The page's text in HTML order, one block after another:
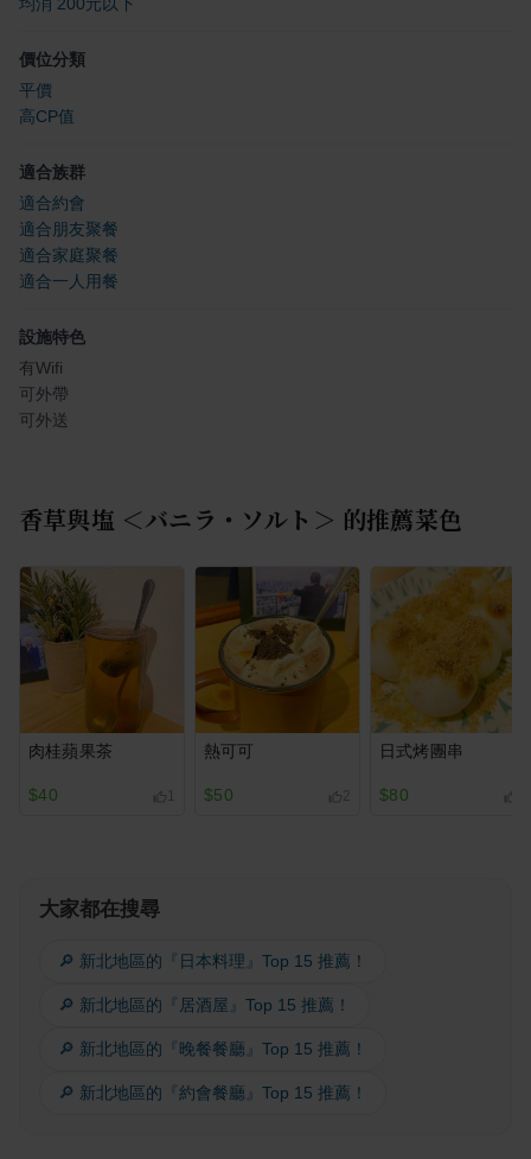
價位分類
平價
高CP值
適合族群
適合約會
適合朋友聚餐
適合家庭聚餐
適合一人用餐
設施特色
有Wifi
可外帶
可外送
香草與塩 ＜バニラ・ソルト＞ 的推薦菜色
肉桂蘋果茶
$40
熱可可
$50 2
日式烤團串
$80
大家都在搜尋
🔎 新北地區的『日本料理』Top 15 推薦！
🔎 新北地區的『居酒屋』Top 15 推薦！
🔎 新北地區的『晚餐餐廳』Top 15 推薦！
🔎 新北地區的『約會餐廳』Top 15 推薦！